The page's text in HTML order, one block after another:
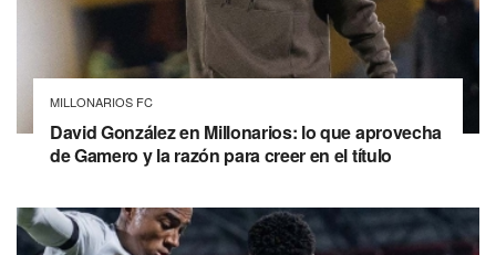
MILLONARIOS FC
David González en Millonarios: lo que aprovecha
de Gamero y la razón para creer en el título